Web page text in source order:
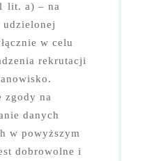
lit. a) – na
udzielonej
w celu
rekrutacji
zgody na
danych
w powyższym
dobrowolne i